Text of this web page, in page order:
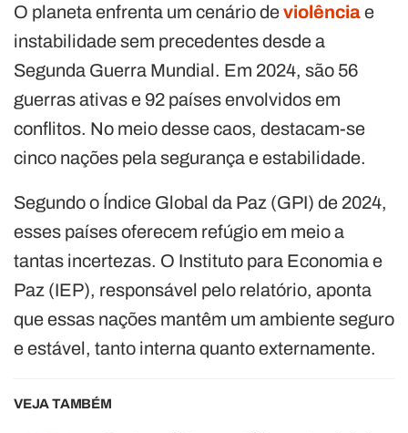
O planeta enfrenta um cenário deviolênciae
instabilidade sem precedentes desde a
Segunda Guerra Mundial. Em 2024, são 56
guerras ativas e 92 países envolvidos em
conflitos. No meio desse caos, destacam-se
cinco nações pela segurança e estabilidade.
Segundo o Índice Global da Paz (GPI) de 2024,
esses países oferecem refúgio em meio a
tantas incertezas. O Instituto para Economia e
Paz (IEP), responsável pelo relatório, aponta
que essas nações mantêm um ambiente seguro
e estável, tanto interna quanto externamente.
VEJA TAMBÉM